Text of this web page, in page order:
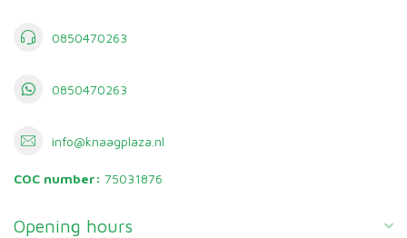
0850470263
0850470263
info@knaagplaza.nl
COC number: 75031876
Opening hours